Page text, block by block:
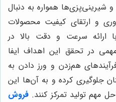
و شیرینی‌پزی‌ها همواره به دنبال
و ارتقای کیفیت محصولات
ارائه سرعت و دقت بالا در
در تحقق این اهداف ایفا
هم‌زدن و ورز دادن به
جلوگیری کرده و به آن‌ها این
مهم تولید تمرکز کنند. فروش